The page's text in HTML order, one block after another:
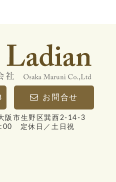
お問合せ
阪市生野区巽西2-14-3
定休日／土日祝